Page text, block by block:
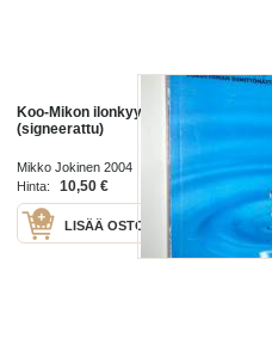
Koo-Mikon ilonkyyneleet
(signeerattu)
Mikko Jokinen 2004
Hinta:
10,50 €
LISÄÄ OSTOSKORIIN